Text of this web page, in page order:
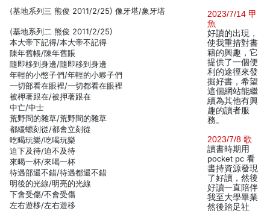
(基地系列三 熊俊 2011/2/25) 像牙塔/象牙塔
(基地系列二 熊俊 2011/2/25)
本大帝下記得/本大帝不記得
陳年舊帳/陳年舊賬
隨即栘到身邊/隨即移到身邊
年輕的小憋子們/年輕的小夥子們
一切部看在眼裡/一切都看在眼裡
被柙著跟在/被押著跟在
中亡/中士
荒野問的雜草/荒野間的雜草
都緩螈刻從/都會立刻從
吃暍玩樂/吃喝玩樂
迫下及待/迫不及待
來暍一杯/來喝一杯
待遇部還不錯/待遇都還不錯
明後的光線/明亮的光線
下會受傷/不會受傷
左右遊栘/左右遊移
2023/7/14 甲
魚
好讀的出現，
使我重措對書
籍的興趣，它
提供了一個便
利的途徑來發
掘好書，希望
這個網站能繼
續為其他有興
趣的讀者服
務。
2023/7/8 歌
讀書時期用
pocket pc 看
書持資源發現
了好讀，然後
好讀一直陪伴
我至大學畢業
然後踏足社